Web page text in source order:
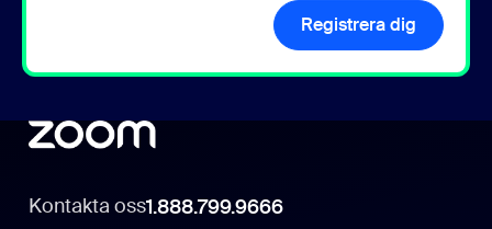
Registrera dig
Kontakta oss1.888.799.9666